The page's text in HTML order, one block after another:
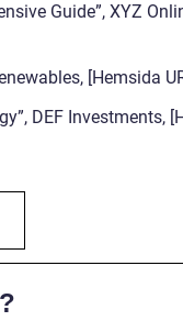
Guide”, XYZ
[Hemsida
DEF Investments,